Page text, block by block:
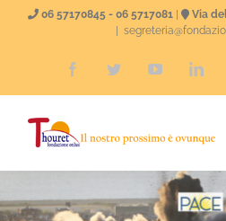
Salta
06 57170845 - 06 5717081|
Via
FacebookTwitterYouTube